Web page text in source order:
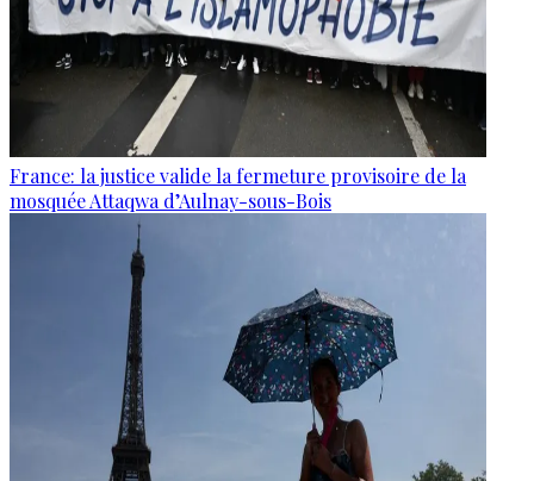
France: la justice valide la fermeture provisoire de la
mosquée Attaqwa d’Aulnay-sous-Bois